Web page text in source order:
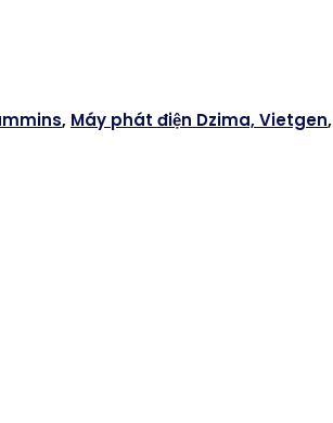
, Máy phát điện Dzima, Vietgen,